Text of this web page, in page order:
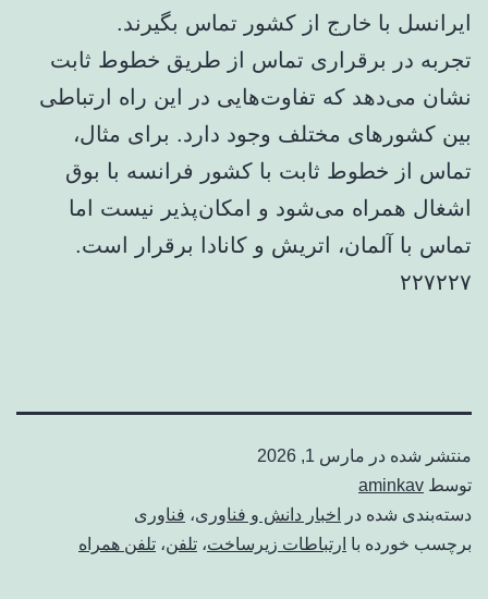
ایرانسل با خارج از کشور تماس بگیرند.
تجربه در برقراری تماس از طریق خطوط ثابت
نشان می‌دهد که تفاوت‌هایی در این راه ارتباطی
بین کشورهای مختلف وجود دارد. برای مثال،
تماس از خطوط ثابت با کشور فرانسه با بوق
اشغال همراه می‌شود و امکان‌پذیر نیست اما
تماس با آلمان، اتریش و کانادا برقرار است.
۲۲۷۲۲۷
منتشر شده در مارس 1, 2026
توسط aminkav
دسته‌بندی شده در
اخبار دانش و فناوری، فناوری
برچسب خورده با ارتباطات زیرساخت، تلفن، تلفن همراه